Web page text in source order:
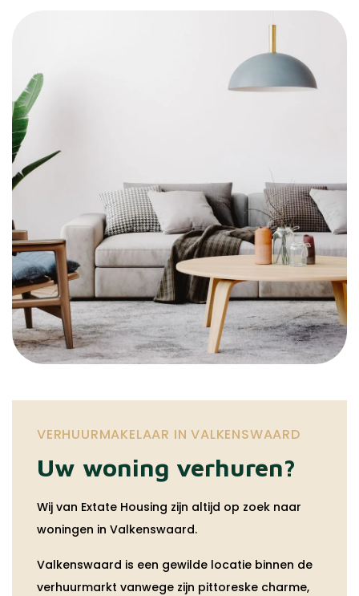
VERHUURMAKELAAR IN VALKENSWAARD
Uw woning verhuren?
Wij van Extate Housing zijn altijd op zoek naar
woningen in Valkenswaard.
Valkenswaard is een gewilde locatie binnen de
verhuurmarkt vanwege zijn pittoreske charme,